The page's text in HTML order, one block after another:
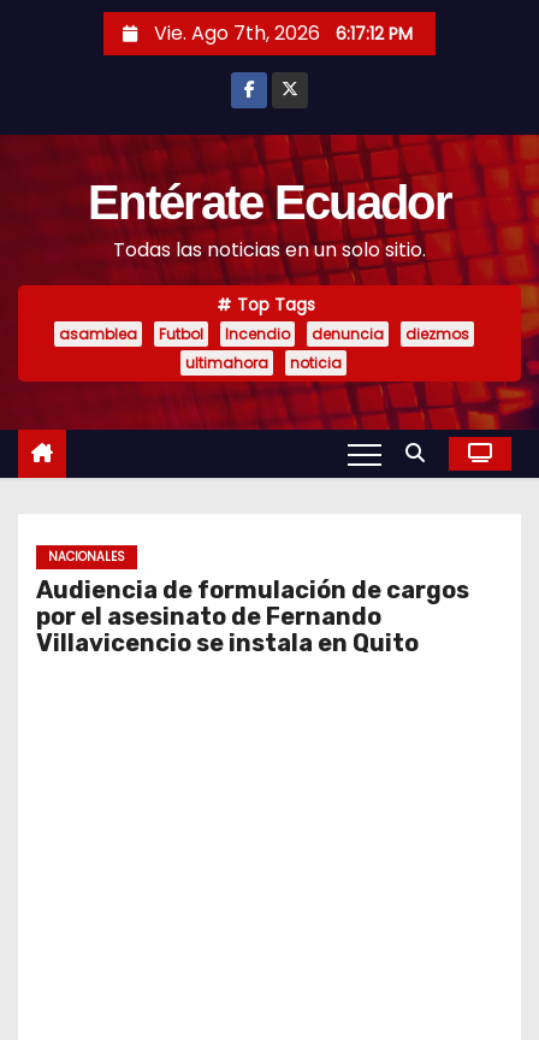
Vie. Ago 7th, 2026 6:17:14 PM
Entérate Ecuador
Todas las noticias en un solo sitio.
Top Tags
asamblea Futbol Incendio denuncia
diezmos
ultimahora
noticia
NACIONALES
Audiencia de formulación de cargos
por el asesinato de Fernando
Villavicencio se instala en Quito